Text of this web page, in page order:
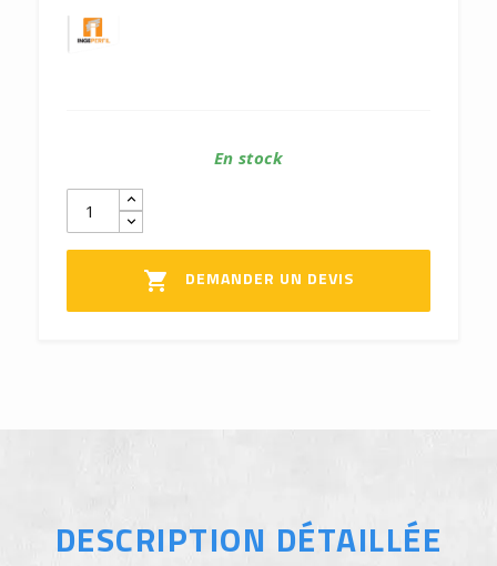
En stock
 DEMANDER UN DEVIS
DESCRIPTION DÉTAILLÉE